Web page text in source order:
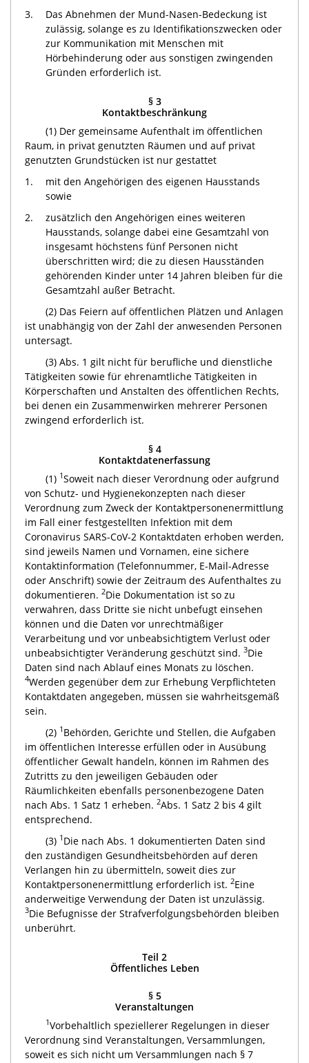
3.
Das Abnehmen der Mund-Nasen-Bedeckung ist
zulässig, solange es zu Identifikationszwecken oder
zur Kommunikation mit Menschen mit
Hörbehinderung oder aus sonstigen zwingenden
Gründen erforderlich ist.
§ 3
Kontaktbeschränkung
(1) Der gemeinsame Aufenthalt im öffentlichen
Raum, in privat genutzten Räumen und auf privat
genutzten Grundstücken ist nur gestattet
1.
mit den Angehörigen des eigenen Hausstands
sowie
2.
zusätzlich den Angehörigen eines weiteren
Hausstands, solange dabei eine Gesamtzahl von
insgesamt höchstens fünf Personen nicht
überschritten wird; die zu diesen Hausständen
gehörenden Kinder unter 14 Jahren bleiben für die
Gesamtzahl außer Betracht.
(2) Das Feiern auf öffentlichen Plätzen und Anlagen
ist unabhängig von der Zahl der anwesenden Personen
untersagt.
(3) Abs. 1 gilt nicht für berufliche und dienstliche
Tätigkeiten sowie für ehrenamtliche Tätigkeiten in
Körperschaften und Anstalten des öffentlichen Rechts,
bei denen ein Zusammenwirken mehrerer Personen
zwingend erforderlich ist.
§ 4
Kontaktdatenerfassung
(1) 1Soweit nach dieser Verordnung oder aufgrund
von Schutz- und Hygienekonzepten nach dieser
Verordnung zum Zweck der Kontaktpersonenermittlung
im Fall einer festgestellten Infektion mit dem
Coronavirus SARS-CoV-2 Kontaktdaten erhoben werden,
sind jeweils Namen und Vornamen, eine sichere
Kontaktinformation (Telefonnummer, E-Mail-Adresse
oder Anschrift) sowie der Zeitraum des Aufenthaltes zu
dokumentieren. 2Die Dokumentation ist so zu
verwahren, dass Dritte sie nicht unbefugt einsehen
können und die Daten vor unrechtmäßiger
Verarbeitung und vor unbeabsichtigtem Verlust oder
unbeabsichtigter Veränderung geschützt sind. 3Die
Daten sind nach Ablauf eines Monats zu löschen.
4Werden gegenüber dem zur Erhebung Verpflichteten
Kontaktdaten angegeben, müssen sie wahrheitsgemäß
sein.
(2) 1 Behörden, Gerichte und Stellen, die Aufgaben
im öffentlichen Interesse erfüllen oder in Ausübung
öffentlicher Gewalt handeln, können im Rahmen des
Zutritts zu den jeweiligen Gebäuden oder
Räumlichkeiten ebenfalls personenbezogene Daten
nach Abs. 1 Satz 1 erheben. 2Abs. 1 Satz 2 bis 4 gilt
entsprechend.
(3) 1 Die nach Abs. 1 dokumentierten Daten sind
den zuständigen Gesundheitsbehörden auf deren
Verlangen hin zu übermitteln, soweit dies zur
Kontaktpersonenermittlung erforderlich ist. 2Eine
anderweitige Verwendung der Daten ist unzulässig.
3Die Befugnisse der Strafverfolgungsbehörden bleiben
unberührt.
Teil 2
Öffentliches Leben
§ 5
Veranstaltungen
1Vorbehaltlich speziellerer Regelungen in dieser
Verordnung sind Veranstaltungen, Versammlungen,
soweit es sich nicht um Versammlungen nach § 7